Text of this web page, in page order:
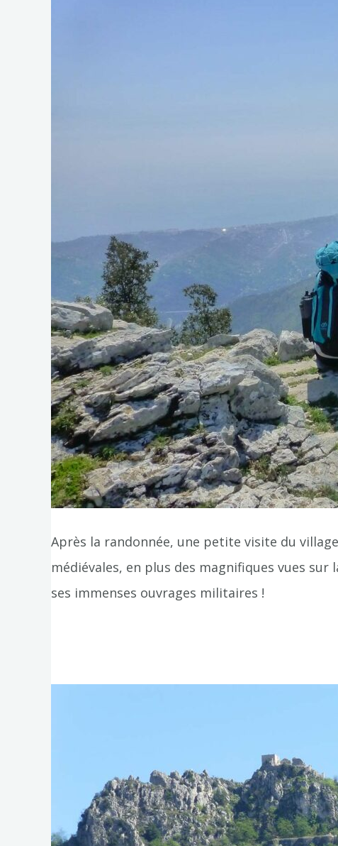
Après la randonnée, une petite visite du
médiévales, en plus des magnifiques vues
ses immenses ouvrages militaires !